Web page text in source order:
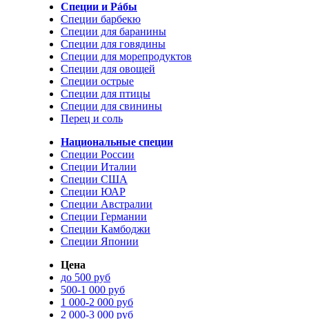
Специи и Рáбы
Специи барбекю
Специи для баранины
Специи для говядины
Специи для морепродуктов
Специи для овощей
Специи острые
Специи для птицы
Специи для свинины
Перец и соль
Национальные специи
Специи России
Специи Италии
Специи США
Специи ЮАР
Специи Австралии
Специи Германии
Специи Камбоджи
Специи Японии
Цена
до 500 руб
500-1 000 руб
1 000-2 000 руб
2 000-3 000 руб